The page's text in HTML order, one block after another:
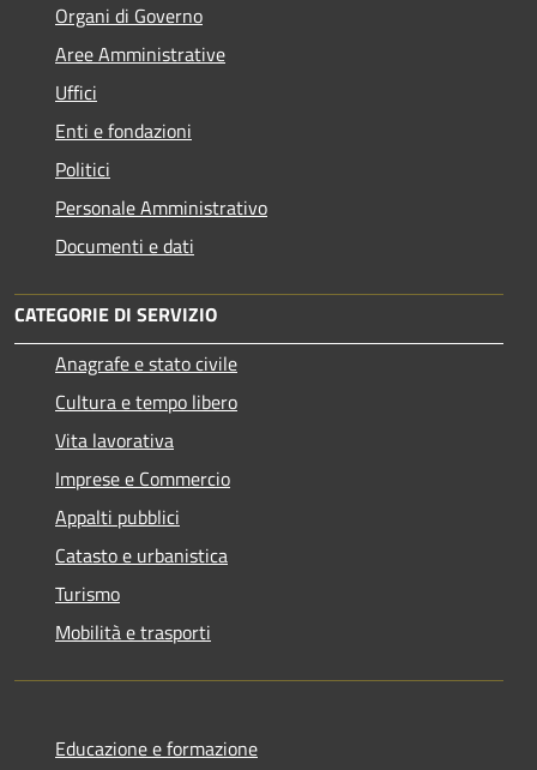
Organi di Governo
Aree Amministrative
Uffici
Enti e fondazioni
Politici
Personale Amministrativo
Documenti e dati
CATEGORIE DI SERVIZIO
Anagrafe e stato civile
Cultura e tempo libero
Vita lavorativa
Imprese e Commercio
Appalti pubblici
Catasto e urbanistica
Turismo
Mobilità e trasporti
Educazione e formazione